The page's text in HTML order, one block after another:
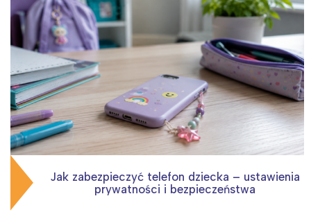
Jak zabezpieczyć telefon dziecka – ustawienia
prywatności i bezpieczeństwa